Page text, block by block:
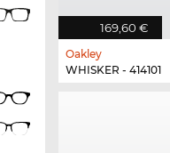
169,60 €
Oakley
WHISKER - 414101